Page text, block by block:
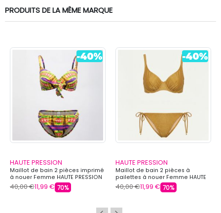
PRODUITS DE LA MÊME MARQUE
HAUTE PRESSION
Maillot de bain 2 pièces imprimé
à nouer Femme HAUTE PRESSION
40,00 €11,99 € 70%
HAUTE PRESSION
Maillot de bain 2 pièces à
pailettes à nouer Femme HAUTE
PRESSION
40,00 €11,99 € 70%